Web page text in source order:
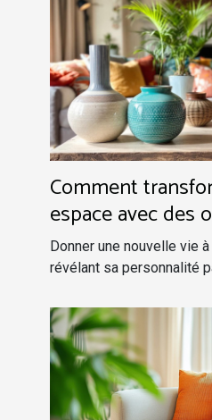
Comment
espace avec des
décoration
Donner une nouvelle vie
révélant sa personnalité